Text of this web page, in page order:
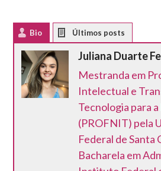
Bio
Juliana Duarte
Mestranda em
Intelectual e
Tecnologia para
(PROFNIT) pela
Federal de Santa
Bacharela em